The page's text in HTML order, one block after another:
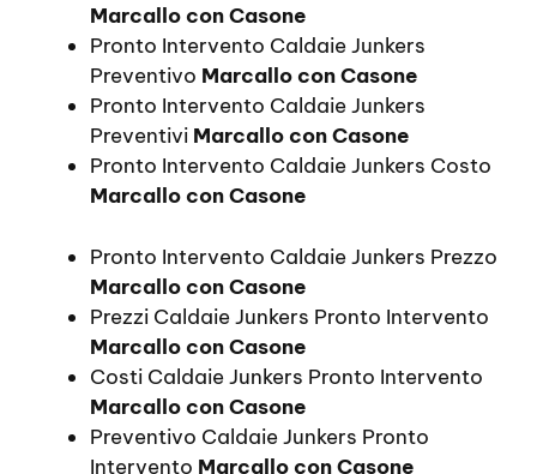
Marcallo con Casone
Pronto Intervento Caldaie Junkers
Preventivo Marcallo con Casone
Pronto Intervento Caldaie Junkers
Preventivi Marcallo con Casone
Pronto Intervento Caldaie Junkers Costo
Marcallo con Casone
Pronto Intervento Caldaie Junkers Prezzo
Marcallo con Casone
Prezzi Caldaie Junkers Pronto Intervento
Marcallo con Casone
Costi Caldaie Junkers Pronto Intervento
Marcallo con Casone
Preventivo Caldaie Junkers Pronto
Intervento Marcallo con Casone